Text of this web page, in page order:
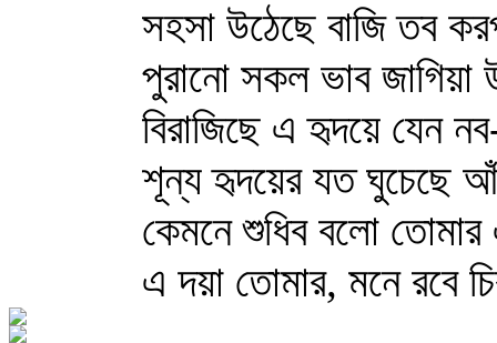
সহসা উঠেছে বাজি তব
পুরানো সকল ভাব জাগিয়া
বিরাজিছে এ হৃদয়ে যেন
শূন্য হৃদয়ের যত ঘুচেছে
কেমনে শুধিব বলো
এ দয়া তোমার, মনে রবে